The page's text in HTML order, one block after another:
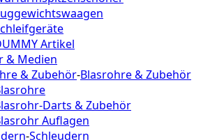
Artikel
& Medien
& Zubehör-Blasrohre & Zubehör
Darts & Zubehör
Auflagen
-Schleudern